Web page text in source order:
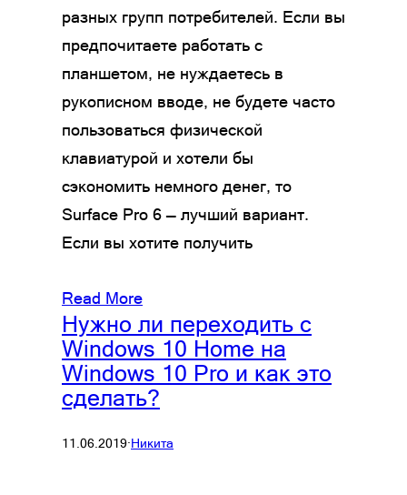
разных групп потребителей. Если вы
предпочитаете работать с
планшетом, не нуждаетесь в
рукописном вводе, не будете часто
пользоваться физической
клавиатурой и хотели бы
сэкономить немного денег, то
Surface Pro 6 — лучший вариант.
Если вы хотите получить
Read More
Нужно ли переходить с
Windows 10 Home на
Windows 10 Pro и как это
сделать?
11.06.2019·Никита